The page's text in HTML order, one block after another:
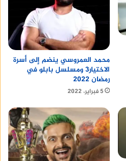
محمد العمروسي ينضم إلى أسرة
الاختيار3 ومسلسل بابلو في
رمضان 2022
5 فبراير، 2022